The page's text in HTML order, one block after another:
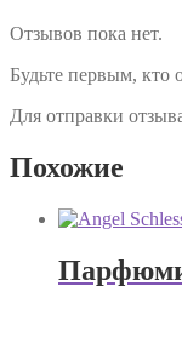
Отзывов пока нет.
Будьте первым, кто
Для отправки
Похожие